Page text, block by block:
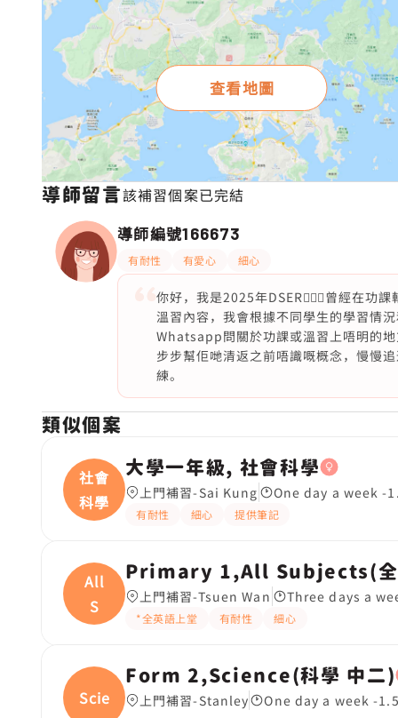
查看地圖
導師留言該補習個案已完結
導師編號166673
有耐性 有愛心 細心
你好，我是2025年DSER🙋🏻‍♀️曾經在功
溫習內容，我會根據不同學生的學習情
Whatsapp問關於功課或溫習上唔明的
步步幫佢哋清返之前唔識嘅概念，慢慢
練。
類似個案
社會
科學
大學一年級, 社會科學
上門補習-Sai Kung One day a week -
有耐性 細心 提供筆記
All
S
Primary 1,All Subjects(全
上門補習-Tsuen Wan Three days a
*全英語上堂 有耐性 細心
Scien
Form 2,Science(科學 中二)
上門補習-Stanley One day a week -